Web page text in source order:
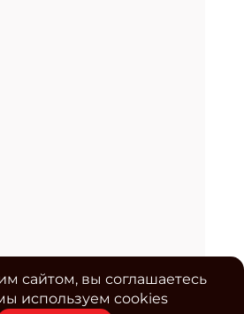
сайтом, вы соглашаетесь
используем cookies